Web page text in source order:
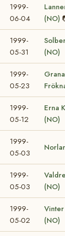
1999-
06-04
(NO)
1999-
05-31
(NO)
1999-
05-23
1999-
05-12
Erna
(NO)
1999-
05-03
1999-
05-03
(NO)
1999-
05-02
(NO)